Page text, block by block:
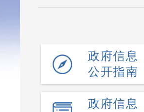
政府信息
公开指南
政府信息